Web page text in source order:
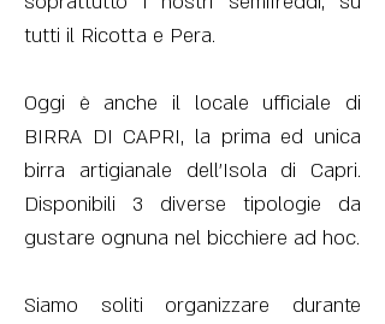
tutti il Ricotta e Pera.
Oggi è anche il locale ufficiale di
BIRRA DI CAPRI, la prima ed unica
birra artigianale dell'Isola di Capri.
Disponibili 3 diverse tipologie da
gustare ognuna nel bicchiere ad hoc.
Siamo soliti organizzare durante